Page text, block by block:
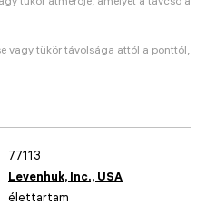
vagy tükör távolsága attól a ponttól,
77113
Levenhuk, Inc., USA
élettartam